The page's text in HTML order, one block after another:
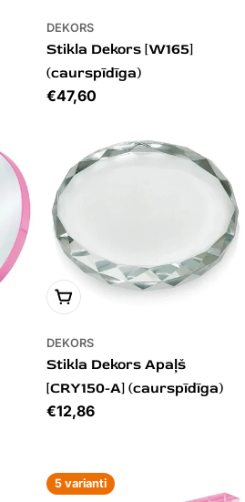
DEKORS
Stikla Dekors [W165]
(caurspīdīga)
Cena
€47,60
PIEVIENOT GROZAM
DEKORS
Stikla Dekors Apaļš
[CRY150-A] (caurspīdīga)
Cena
€12,86
5 varianti